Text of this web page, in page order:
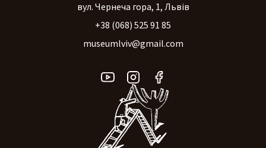
вул. Чернеча гора, 1, Львів
+38 (068) 525 91 85
museumlviv@gmail.com